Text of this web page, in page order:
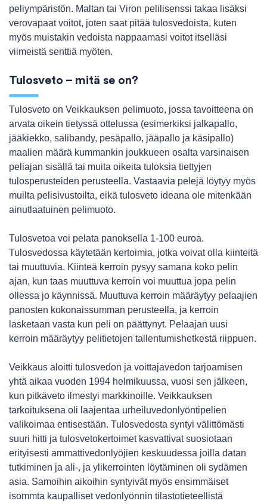
peliympäristön. Maltan tai Viron pelilisenssi takaa lisäksi
verovapaat voitot, joten saat pitää tulosvedoista, kuten
myös muistakin vedoista nappaamasi voitot itselläsi
viimeistä senttiä myöten.
Tulosveto – mitä se on?
Tulosveto on Veikkauksen pelimuoto, jossa tavoitteena on
arvata oikein tietyssä ottelussa (esimerkiksi jalkapallo,
jääkiekko, salibandy, pesäpallo, jääpallo ja käsipallo)
maalien määrä kummankin joukkueen osalta varsinaisen
peliajan sisällä tai muita oikeita tuloksia tiettyjen
tulosperusteiden perusteella. Vastaavia pelejä löytyy myös
muilta pelisivustoilta, eikä tulosveto ideana ole mitenkään
ainutlaatuinen pelimuoto.
Tulosvetoa voi pelata panoksella 1-100 euroa.
Tulosvedossa käytetään kertoimia, jotka voivat olla kiinteitä
tai muuttuvia. Kiinteä kerroin pysyy samana koko pelin
ajan, kun taas muuttuva kerroin voi muuttua jopa pelin
ollessa jo käynnissä. Muuttuva kerroin määräytyy pelaajien
panosten kokonaissumman perusteella, ja kerroin
lasketaan vasta kun peli on päättynyt. Pelaajan uusi
kerroin määräytyy pelitietojen tallentumishetkestä riippuen.
Veikkaus aloitti tulosvedon ja voittajavedon tarjoamisen
yhtä aikaa vuoden 1994 helmikuussa, vuosi sen jälkeen,
kun pitkäveto ilmestyi markkinoille. Veikkauksen
tarkoituksena oli laajentaa urheiluvedonlyöntipelien
valikoimaa entisestään. Tulosvedosta syntyi välittömästi
suuri hitti ja tulosvetokertoimet kasvattivat suosiotaan
erityisesti ammattivedonlyöjien keskuudessa joilla datan
tutkiminen ja ali-, ja ylikerrointen löytäminen oli sydämen
asia. Samoihin aikoihin syntyivät myös ensimmäiset
isommta kaupalliset vedonlyönnin tilastotieteellistä